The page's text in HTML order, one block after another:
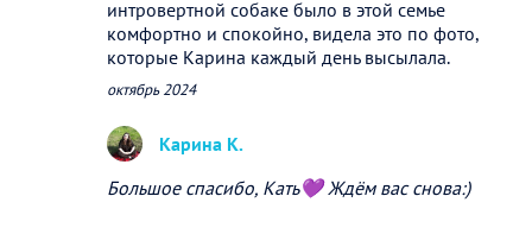
интровертной собаке было в этой семье
комфортно и спокойно, видела это по фото,
которые Карина каждый день высылала.
октябрь 2024
Карина К.
Большое спасибо, Кать💜 Ждём вас снова:)